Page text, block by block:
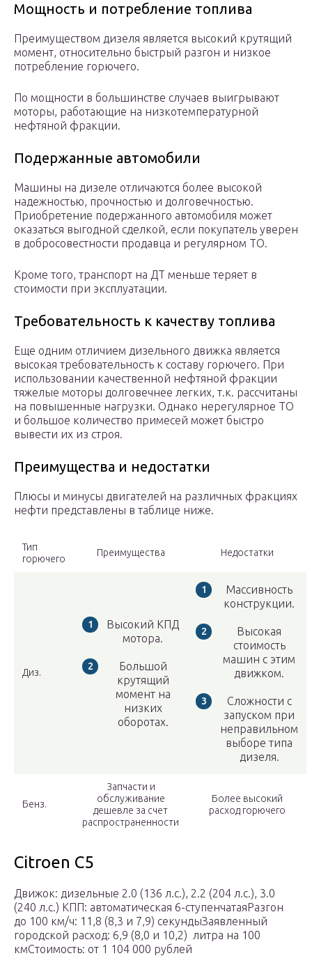
Мощность и потребление топлива
Преимуществом дизеля является высокий крутящий
момент, относительно быстрый разгон и низкое
потребление горючего.
По мощности в большинстве случаев выигрывают
моторы, работающие на низкотемпературной
нефтяной фракции.
Подержанные автомобили
Машины на дизеле отличаются более высокой
надежностью, прочностью и долговечностью.
Приобретение подержанного автомобиля может
оказаться выгодной сделкой, если покупатель уверен
в добросовестности продавца и регулярном ТО.
Кроме того, транспорт на ДТ меньше теряет в
стоимости при эксплуатации.
Требовательность к качеству топлива
Еще одним отличием дизельного движка является
высокая требовательность к составу горючего. При
использовании качественной нефтяной фракции
тяжелые моторы долговечнее легких, т.к. рассчитаны
на повышенные нагрузки. Однако нерегулярное ТО
и большое количество примесей может быстро
вывести их из строя.
Преимущества и недостатки
Плюсы и минусы двигателей на различных фракциях
нефти представлены в таблице ниже.
Тип
горючего
Преимущества Недостатки
Диз.
Высокий КПД
мотора.
Большой
крутящий
момент на
низких
оборотах.
Массивность
конструкции.
Высокая
стоимость
машин с этим
движком.
Сложности с
запуском при
неправильном
выборе типа
дизеля.
Бенз.
Запчасти и
обслуживание
дешевле за счет
распространенности
Более высокий
расход горючего
Citroen C5
Движок: дизельные 2.0 (136 л.с.), 2.2 (204 л.с.), 3.0
(240 л.с.) КПП: автоматическая 6-ступенчатаяРазгон
до 100 км/ч: 11,8 (8,3 и 7,9) секундыЗаявленный
городской расход: 6,9 (8,0 и 10,2) литра на 100
кмСтоимость: от 1 104 000 рублей